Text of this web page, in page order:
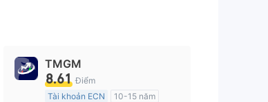
TMGM
8.61 Điểm
Tài khoản ECN
10-15 năm